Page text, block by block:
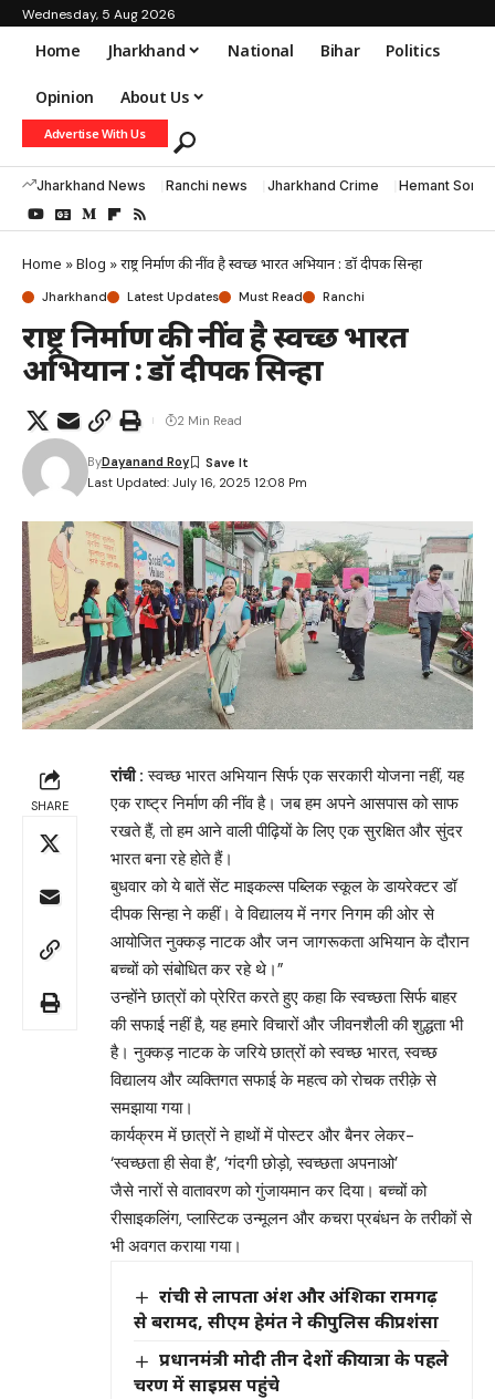
Wednesday, 5 Aug 2026
Home Jharkhand National Bihar Politics
Opinion About Us
Advertise With Us
Jharkhand News Ranchi news Jharkhand Crime Hemant Soren
Home »Blog »राष्ट्र निर्माण की नींव है स्वच्छ भारत अभियान : डॉ दीपक सिन्हा
Jharkhand Latest Updates Must Read Ranchi
राष्ट्र निर्माण की नींव है स्वच्छ भारत
अभियान : डॉ दीपक सिन्हा
Last Updated: July 16, 2025 12:08 Pm
ByDayanand Roy
2 Min Read
SHARE
रांची :स्वच्छ भारत अभियान सिर्फ एक सरकारी योजना नहीं, यह
एक राष्ट्र निर्माण की नींव है। जब हम अपने आसपास को साफ
रखते हैं, तो हम आने वाली पीढ़ियों के लिए एक सुरक्षित और सुंदर
भारत बना रहे होते हैं।
बुधवार को ये बातें सेंट माइकल्स पब्लिक स्कूल के डायरेक्टर डॉ
दीपक सिन्हा ने कहीं। वे विद्यालय में नगर निगम की ओर से
आयोजित नुक्कड़ नाटक और जन जागरूकता अभियान के दौरान
बच्चों को संबोधित कर रहे थे।”
उन्होंने छात्रों को प्रेरित करते हुए कहा कि स्वच्छता सिर्फ बाहर
की सफाई नहीं है, यह हमारे विचारों और जीवनशैली की शुद्धता भी
है। नुक्कड़ नाटक के जरिये छात्रों को स्वच्छ भारत, स्वच्छ
विद्यालय और व्यक्तिगत सफाई के महत्व को रोचक तरीक़े से
समझाया गया।
कार्यक्रम में छात्रों ने हाथों में पोस्टर और बैनर लेकर-
‘स्वच्छता ही सेवा है’, ‘गंदगी छोड़ो, स्वच्छता अपनाओ’
जैसे नारों से वातावरण को गुंजायमान कर दिया। बच्चों को
रीसाइकलिंग, प्लास्टिक उन्मूलन और कचरा प्रबंधन के तरीकों से
भी अवगत कराया गया।
रांची से लापता अंश और अंशिका रामगढ़
से बरामद, सीएम हेमंत ने की पुलिस की प्रशंसा
प्रधानमंत्री मोदी तीन देशों की यात्रा के पहले
चरण में साइप्रस पहुंचे